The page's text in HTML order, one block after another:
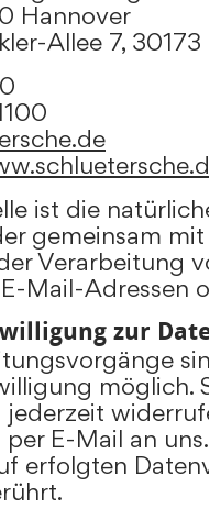
Hannover
Allee 7,
ist die
gemeinsam
Verarbeitung
Mail-Adressen
zur
möglich.
E-Mail an
erfolgten